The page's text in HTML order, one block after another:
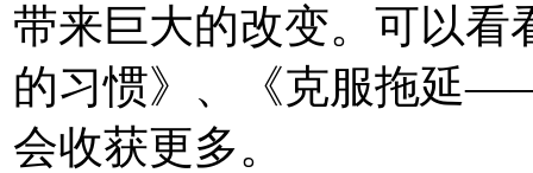
带来巨大的改变。可以看
的习惯》、《克服拖延
会收获更多。